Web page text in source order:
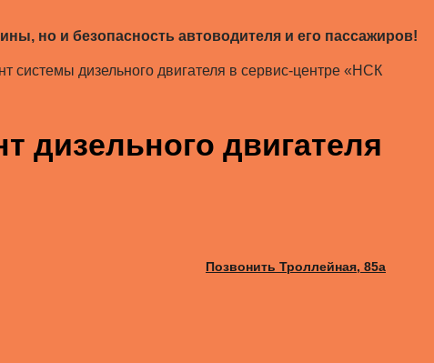
но и безопасность автоводителя и его пассажиров!
дизельного двигателя в сервис-центре «НСК
дизельного двигателя
Позвонить Троллейная, 85а